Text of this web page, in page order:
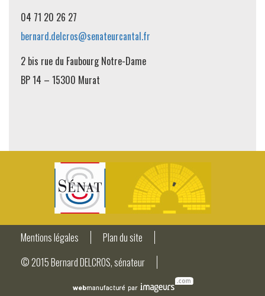
04 71 20 26 27
bernard.delcros@senateurcantal.fr
2 bis rue du Faubourg Notre-Dame
BP 14 – 15300 Murat
Mentions légales
Plan du site
© 2015 Bernard DELCROS, sénateur